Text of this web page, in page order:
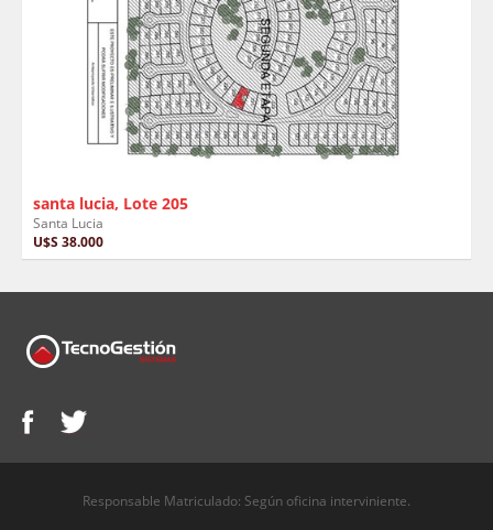
santa lucia, Lote 205
Santa Lucia
U$S 38.000
Responsable Matriculado: Según oficina interviniente.